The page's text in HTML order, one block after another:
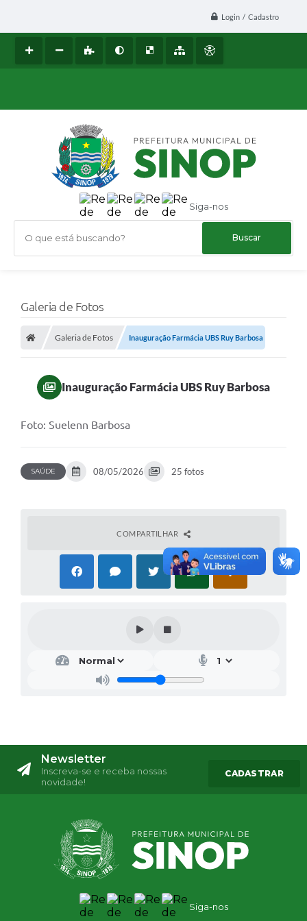
Login / Cadastro
Siga-nos
O que está buscando?
Galeria de Fotos
Galeria de Fotos Inauguração Farmácia UBS Ruy Barbosa
Inauguração Farmácia UBS Ruy Barbosa
Foto: Suelenn Barbosa
SAÚDE 08/05/2026 25 fotos
COMPARTILHAR
Newsletter
Inscreva-se e receba nossas
novidade!
CADASTRAR
Siga-nos